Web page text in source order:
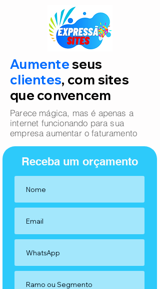
Aumenteseus
clientes, com sites
que convencem
Parece mágica, mas é apenas a
internet funcionando para sua
empresa aumentar o faturamento
Receba um orçamento